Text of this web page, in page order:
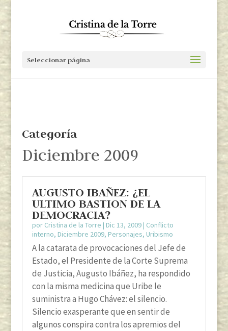
Seleccionar página
Categoría
Diciembre 2009
AUGUSTO IBAÑEZ: ¿EL
ULTIMO BASTION DE LA
DEMOCRACIA?
por Cristina de la Torre | Dic 13, 2009| Conflicto
interno, Diciembre 2009, Personajes, Uribismo
A la catarata de provocaciones del Jefe de
Estado, el Presidente de la Corte Suprema
de Justicia, Augusto Ibáñez, ha respondido
con la misma medicina que Uribe le
suministra a Hugo Chávez: el silencio.
Silencio exasperante que en sentir de
algunos conspira contra los apremios del